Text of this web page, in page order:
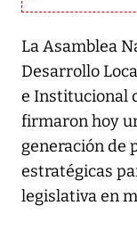
La Asamblea
Desarrollo
e Institucional
firmaron hoy
generación de
estratégicas
legislativa en